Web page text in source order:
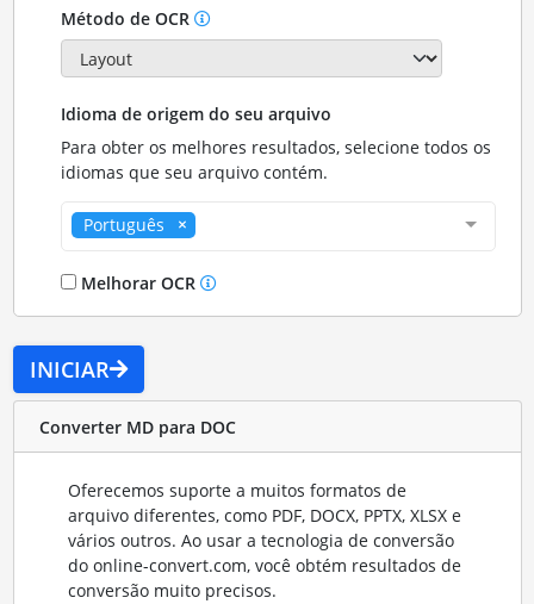
Método de OCR
Idioma de origem do seu arquivo
Para obter os melhores resultados, selecione todos os
idiomas que seu arquivo contém.
Português
Melhorar OCR
INICIAR
Converter MD para DOC
Oferecemos suporte a muitos formatos de
arquivo diferentes, como PDF, DOCX, PPTX, XLSX e
vários outros. Ao usar a tecnologia de conversão
do online-convert.com, você obtém resultados de
conversão muito precisos.